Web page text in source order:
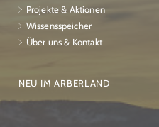
Projekte & Aktionen
Wissensspeicher
Über uns & Kontakt
NEU IM ARBERLAND